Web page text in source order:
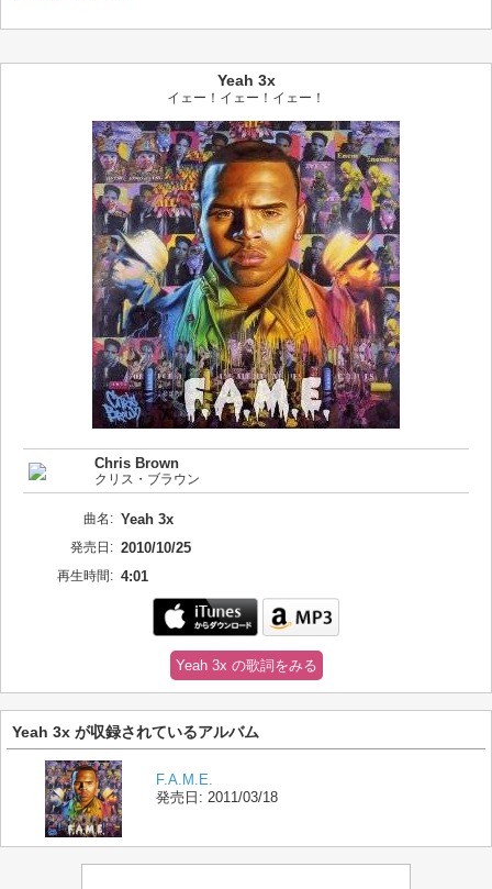
Yeah 3x
イェー！イェー！イェー！
Chris Brown
クリス・ブラウン
曲名: Yeah 3x
発売日: 2010/10/25
再生時間: 4:01
Yeah 3x の歌詞をみる
Yeah 3x が収録されているアルバム
F.A.M.E.
発売日: 2011/03/18